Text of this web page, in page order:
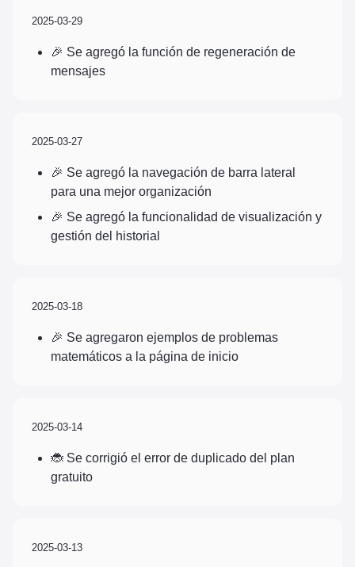
2025-03-29
🎉 Se agregó la función de regeneración de
mensajes
2025-03-27
🎉 Se agregó la navegación de barra lateral
para una mejor organización
🎉 Se agregó la funcionalidad de visualización y
gestión del historial
2025-03-18
🎉 Se agregaron ejemplos de problemas
matemáticos a la página de inicio
2025-03-14
🐞 Se corrigió el error de duplicado del plan
gratuito
2025-03-13